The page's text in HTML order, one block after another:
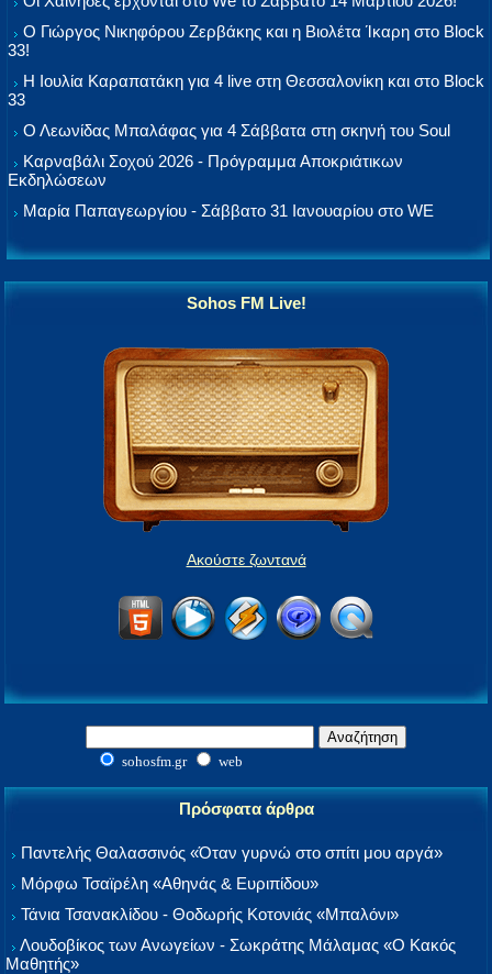
Ο Γιώργος Νικηφόρου Ζερβάκης και η Βιολέτα Ίκαρη στο Block
33!
Η Ιουλία Καραπατάκη για 4 live στη Θεσσαλονίκη και στο Block
33
Ο Λεωνίδας Μπαλάφας για 4 Σάββατα στη σκηνή του Soul
Καρναβάλι Σοχού 2026 - Πρόγραμμα Αποκριάτικων
Εκδηλώσεων
Μαρία Παπαγεωργίου - Σάββατο 31 Ιανουαρίου στο WE
Sohos FM Live!
Ακούστε ζωντανά
sohosfm.gr web
Πρόσφατα άρθρα
Παντελής Θαλασσινός «Όταν γυρνώ στο σπίτι μου αργά»
Μόρφω Τσαϊρέλη «Αθηνάς & Ευριπίδου»
Τάνια Τσανακλίδου - Θοδωρής Κοτονιάς «Μπαλόνι»
Λουδοβίκος των Ανωγείων - Σωκράτης Μάλαμας «Ο Κακός
Μαθητής»